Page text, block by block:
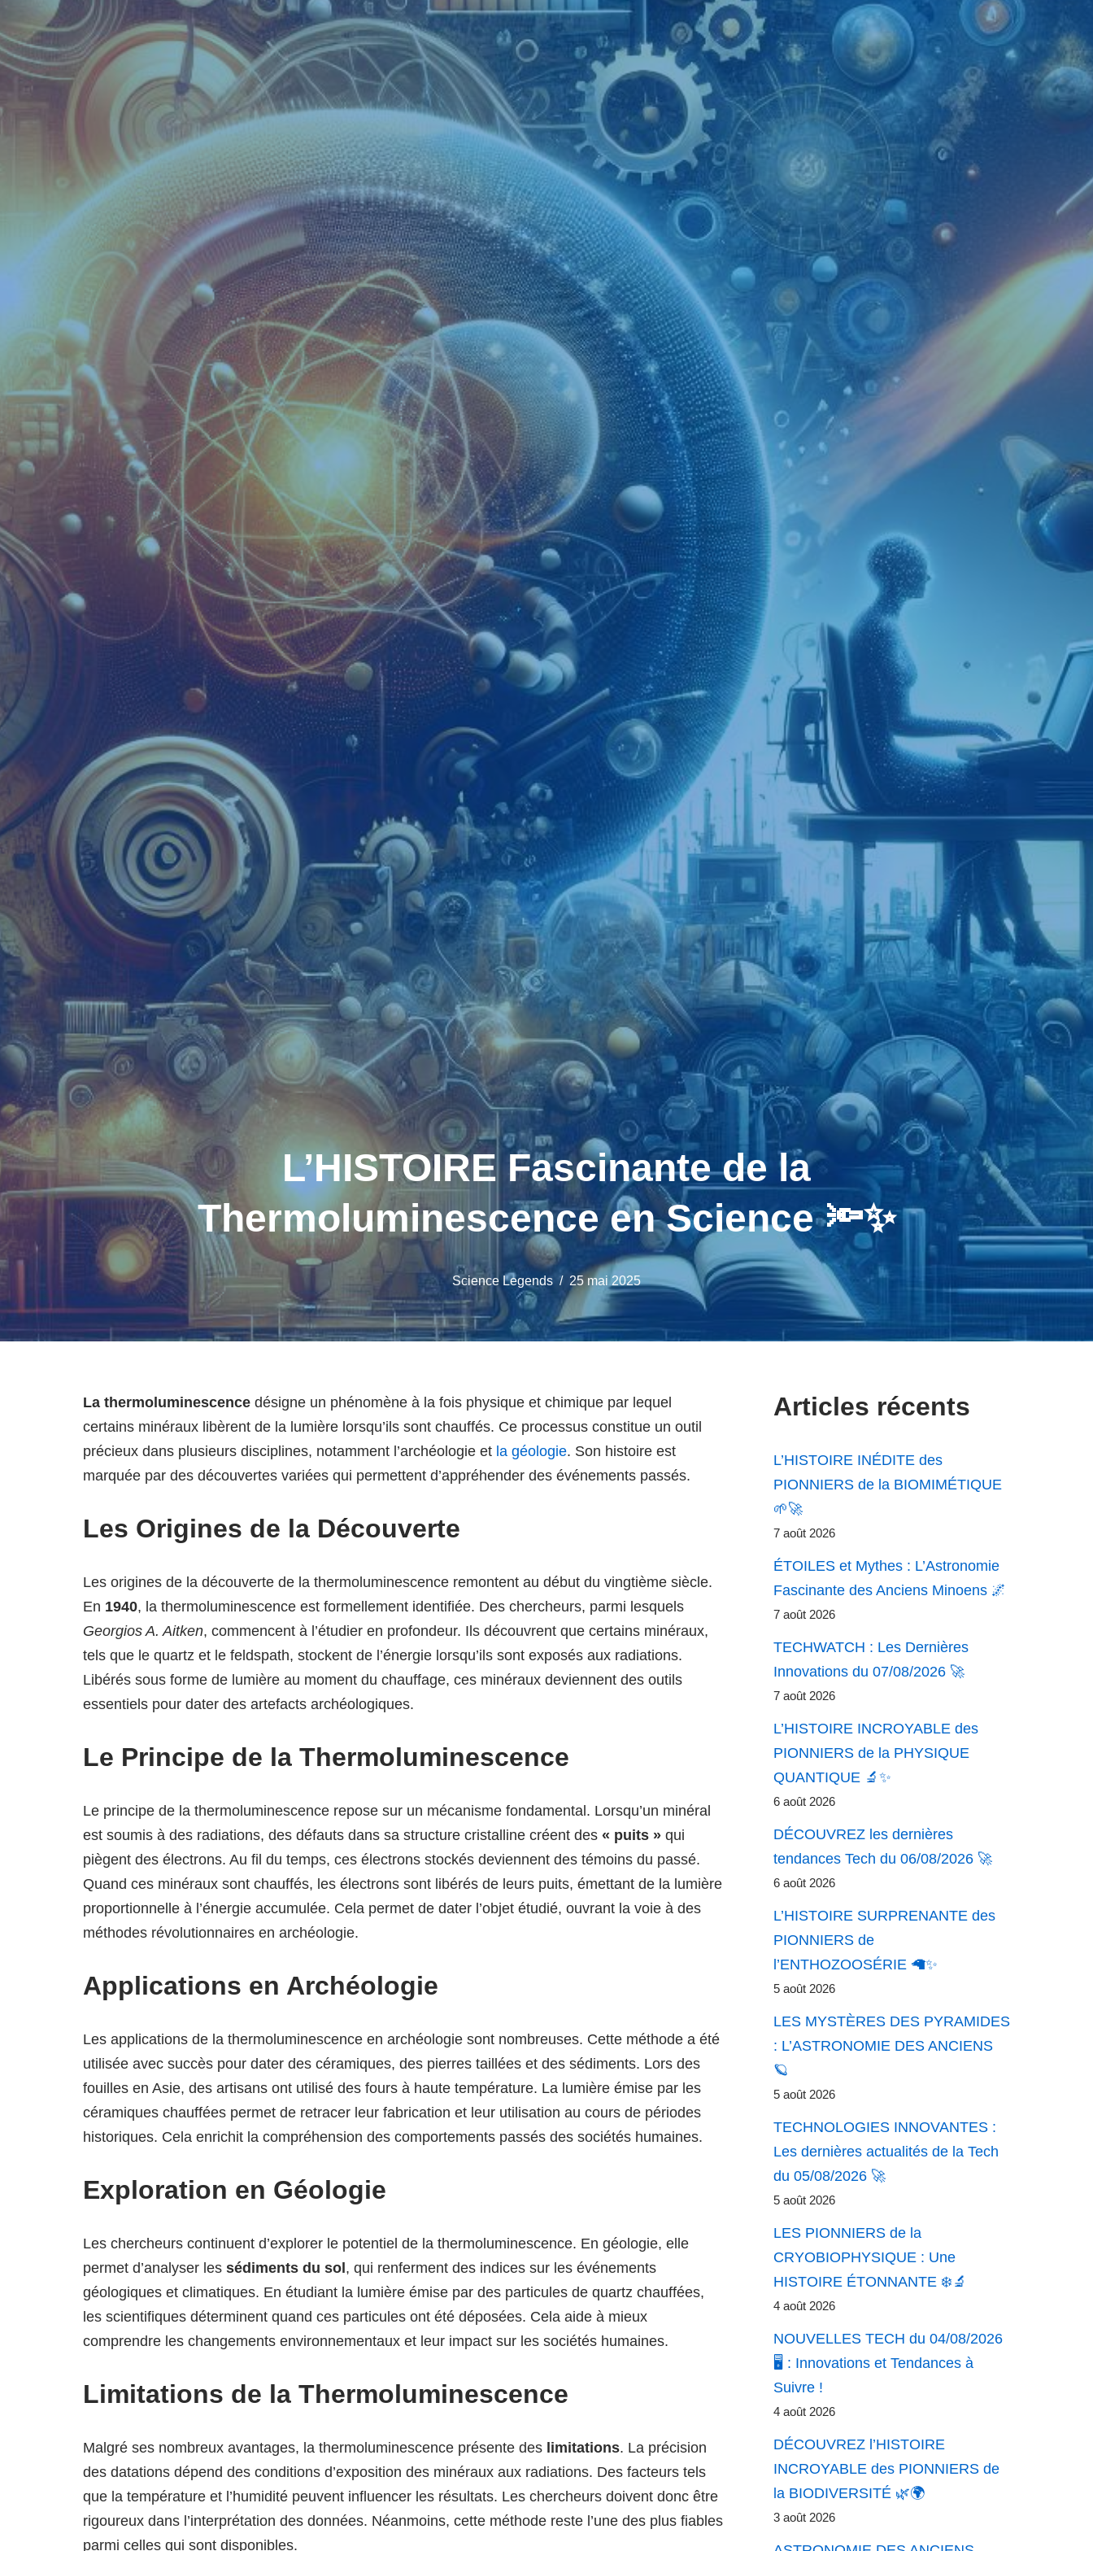
L’HISTOIRE Fascinante de la
Thermoluminescence en Science 🔦✨
Science Legends 25 mai 2025
La thermoluminescence désigne un phénomène à la fois physique et chimique par lequel
certains minéraux libèrent de la lumière lorsqu’ils sont chauffés. Ce processus constitue un outil
précieux dans plusieurs disciplines, notamment l’archéologie et la géologie. Son histoire est
marquée par des découvertes variées qui permettent d’appréhender des événements passés.
Les Origines de la Découverte
Les origines de la découverte de la thermoluminescence remontent au début du vingtième siècle.
En 1940, la thermoluminescence est formellement identifiée. Des chercheurs, parmi lesquels
Georgios A. Aitken, commencent à l’étudier en profondeur. Ils découvrent que certains minéraux,
tels que le quartz et le feldspath, stockent de l’énergie lorsqu’ils sont exposés aux radiations.
Libérés sous forme de lumière au moment du chauffage, ces minéraux deviennent des outils
essentiels pour dater des artefacts archéologiques.
Le Principe de la Thermoluminescence
Le principe de la thermoluminescence repose sur un mécanisme fondamental. Lorsqu’un minéral
est soumis à des radiations, des défauts dans sa structure cristalline créent des « puits » qui
piègent des électrons. Au fil du temps, ces électrons stockés deviennent des témoins du passé.
Quand ces minéraux sont chauffés, les électrons sont libérés de leurs puits, émettant de la lumière
proportionnelle à l’énergie accumulée. Cela permet de dater l’objet étudié, ouvrant la voie à des
méthodes révolutionnaires en archéologie.
Applications en Archéologie
Les applications de la thermoluminescence en archéologie sont nombreuses. Cette méthode a été
utilisée avec succès pour dater des céramiques, des pierres taillées et des sédiments. Lors des
fouilles en Asie, des artisans ont utilisé des fours à haute température. La lumière émise par les
céramiques chauffées permet de retracer leur fabrication et leur utilisation au cours de périodes
historiques. Cela enrichit la compréhension des comportements passés des sociétés humaines.
Exploration en Géologie
Les chercheurs continuent d’explorer le potentiel de la thermoluminescence. En géologie, elle
permet d’analyser les sédiments du sol, qui renferment des indices sur les événements
géologiques et climatiques. En étudiant la lumière émise par des particules de quartz chauffées,
les scientifiques déterminent quand ces particules ont été déposées. Cela aide à mieux
comprendre les changements environnementaux et leur impact sur les sociétés humaines.
Limitations de la Thermoluminescence
Malgré ses nombreux avantages, la thermoluminescence présente des limitations. La précision
des datations dépend des conditions d’exposition des minéraux aux radiations. Des facteurs tels
que la température et l’humidité peuvent influencer les résultats. Les chercheurs doivent donc être
rigoureux dans l’interprétation des données. Néanmoins, cette méthode reste l’une des plus fiables
parmi celles qui sont disponibles.
Articles récents
L’HISTOIRE INÉDITE des
PIONNIERS de la BIOMIMÉTIQUE
🌱🚀
7 août 2026
ÉTOILES et Mythes : L’Astronomie
Fascinante des Anciens Minoens 🌌
7 août 2026
TECHWATCH : Les Dernières
Innovations du 07/08/2026 🚀
7 août 2026
L’HISTOIRE INCROYABLE des
PIONNIERS de la PHYSIQUE
QUANTIQUE 🔬✨
6 août 2026
DÉCOUVREZ les dernières
tendances Tech du 06/08/2026 🚀
6 août 2026
L’HISTOIRE SURPRENANTE des
PIONNIERS de
l’ENTHOZOOSÉRIE 🦙✨
5 août 2026
LES MYSTÈRES DES PYRAMIDES
: L’ASTRONOMIE DES ANCIENS
🪐
5 août 2026
TECHNOLOGIES INNOVANTES :
Les dernières actualités de la Tech
du 05/08/2026 🚀
5 août 2026
LES PIONNIERS de la
CRYOBIOPHYSIQUE : Une
HISTOIRE ÉTONNANTE ❄️🔬
4 août 2026
NOUVELLES TECH du 04/08/2026
🖥️ : Innovations et Tendances à
Suivre !
4 août 2026
DÉCOUVREZ l’HISTOIRE
INCROYABLE des PIONNIERS de
la BIODIVERSITÉ 🌿🌍
3 août 2026